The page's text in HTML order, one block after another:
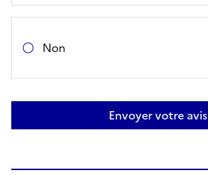
Non
Envoyer votre avis